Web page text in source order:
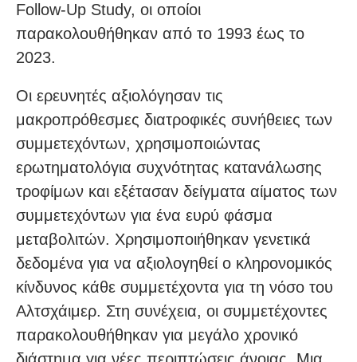
Follow-Up Study, οι οποίοι
παρακολουθήθηκαν από το 1993 έως το
2023.
Οι ερευνητές αξιολόγησαν τις
μακροπρόθεσμες διατροφικές συνήθειες των
συμμετεχόντων, χρησιμοποιώντας
ερωτηματολόγια συχνότητας κατανάλωσης
τροφίμων και εξέτασαν δείγματα αίματος των
συμμετεχόντων για ένα ευρύ φάσμα
μεταβολιτών. Χρησιμοποιήθηκαν γενετικά
δεδομένα για να αξιολογηθεί ο κληρονομικός
κίνδυνος κάθε συμμετέχοντα για τη νόσο του
Αλτσχάιμερ. Στη συνέχεια, οι συμμετέχοντες
παρακολουθήθηκαν για μεγάλο χρονικό